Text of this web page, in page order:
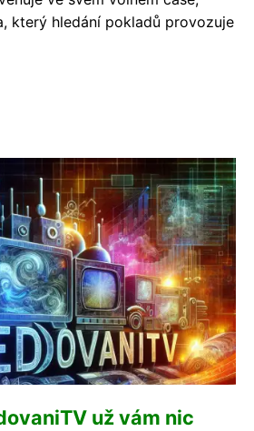
který hledání pokladů provozuje
už vám nic